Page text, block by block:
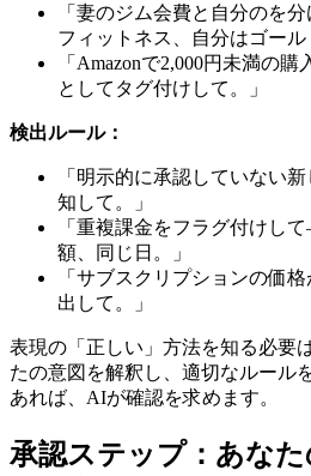
「妻のジム会費と自分のを
フィットネス、自分はゴール
「Amazonで2,000円未満の購
としてタグ付けして。」
検出ルール：
「明示的に承認していない
知して。」
「重複課金をフラグ付けし
額、同じ日。」
「サブスクリプションの価
出して。」
表現の「正しい」方法を知る必要
たの意図を解釈し、適切なルール
あれば、AIが確認を求めます。
承認ステップ：あな